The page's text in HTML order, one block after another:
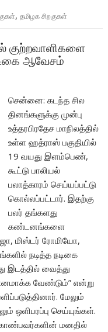
,தமிழக சிறகுகள்
குற்றவாளிகளை
ஆவேசம்
சென்னை: கடந்த சில
தினங்களுக்கு முன்பு
உத்தரபிரதேச மாநிலத்தில்
உள்ள ஹத்ராஸ் பகுதியில்
19 வயது இளம்பெண்,
கூட்டு பாலியல்
பலாத்காரம் செய்யப்பட்டு
கொல்லப்பட்டார். இதற்கு
பலர் தங்களது
கண்டனங்களை
மிஸ்டர் ரோமியோ,
நடித்த நடிகை
இடத்தில் வைத்து
வேண்டும்” என்று
மேலும்
ஒளிபரப்பு செய்யுங்கள்.
மனதில்